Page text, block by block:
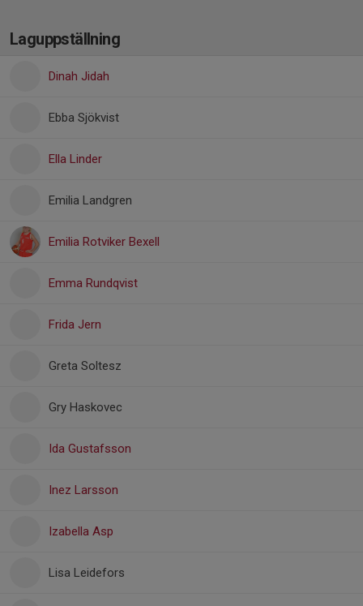
Laguppställning
Dinah Jidah
Ebba Sjökvist
Ella Linder
Emilia Landgren
Emilia Rotviker Bexell
Emma Rundqvist
Frida Jern
Greta Soltesz
Gry Haskovec
Ida Gustafsson
Inez Larsson
Izabella Asp
Lisa Leidefors